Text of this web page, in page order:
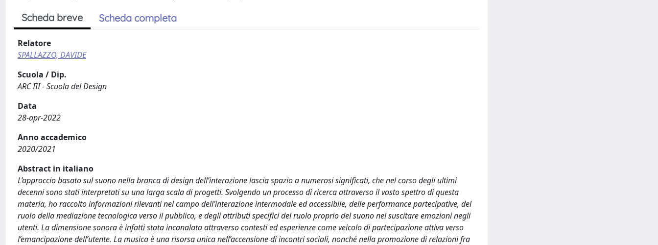
Scheda breve Scheda completa
Relatore
SPALLAZZO, DAVIDE
Scuola / Dip.
ARC III - Scuola del Design
Data
28-apr-2022
Anno accademico
2020/2021
Abstract in italiano
L’approccio basato sul suono nella branca di design dell’interazione lascia spazio a numerosi significati, che nel corso degli ultimi
decenni sono stati interpretati su una larga scala di progetti. Svolgendo un processo di ricerca attraverso il vasto spettro di questa
materia, ho raccolto informazioni rilevanti nel campo dell’interazione intermodale ed accessibile, delle performance partecipative, del
ruolo della mediazione tecnologica verso il pubblico, e degli attributi specifici del ruolo proprio del suono nel suscitare emozioni negli
utenti. La dimensione sonora è infatti stata incanalata attraverso contesti ed esperienze come veicolo di partecipazione attiva verso
l’emancipazione dell’utente. La musica è una risorsa unica nell’accensione di incontri sociali, nonché nella promozione di relazioni fra